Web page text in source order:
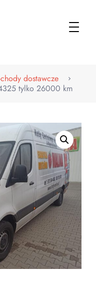
dostawcze
tylko 26000 km